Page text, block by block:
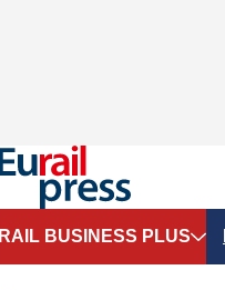
RAIL BUSINESS PLUS